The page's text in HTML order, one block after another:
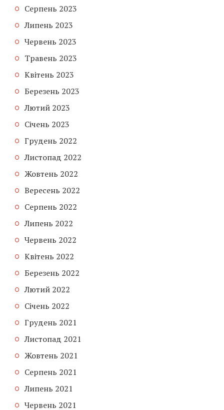
Серпень 2023
Липень 2023
Червень 2023
Травень 2023
Квітень 2023
Березень 2023
Лютий 2023
Січень 2023
Грудень 2022
Листопад 2022
Жовтень 2022
Вересень 2022
Серпень 2022
Липень 2022
Червень 2022
Квітень 2022
Березень 2022
Лютий 2022
Січень 2022
Грудень 2021
Листопад 2021
Жовтень 2021
Серпень 2021
Липень 2021
Червень 2021